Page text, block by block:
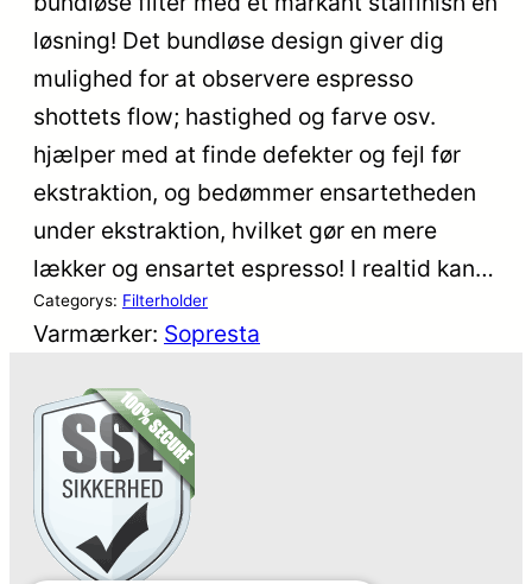
løsning! Det bundløse design giver dig
mulighed for at observere espresso
shottets flow; hastighed og farve osv.
hjælper med at finde defekter og fejl før
ekstraktion, og bedømmer ensartetheden
under ekstraktion, hvilket gør en mere
lækker og ensartet espresso! I realtid kan…
Categorys: Filterholder
Varmærker: Sopresta